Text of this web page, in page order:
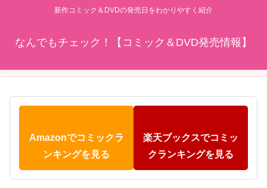
新作コミック＆DVDの発売日をわかりやすく紹介
なんでもチェック！【コミック＆DVD発売情報】
Amazonでコミックラ
ンキングを見る
楽天ブックスでコミッ
クランキングを見る